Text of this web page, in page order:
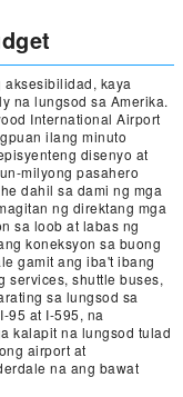
kaya
na lungsod sa Amerika.
International Airport
ilang minuto
disenyo at
milyong pasahero
dahil sa dami ng mga
ng direktang mga
sa loob at labas ng
koneksyon sa buong
gamit ang iba't ibang
services, shuttle buses,
sa lungsod sa
95 at I-595, na
kalapit na lungsod tulad
airport at
na ang bawat